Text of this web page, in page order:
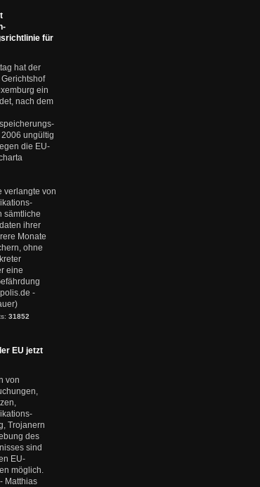
für
hat der
ein
nach dem
ungültig
die EU-
verlangte von
sämtliche
ihrer
Monate
ohne
eine
-
31852
EU jetzt
von
Trojanern
des
sind
EU-
möglich.
Matthias